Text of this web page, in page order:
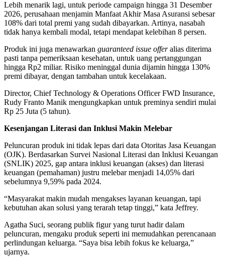
Lebih menarik lagi, untuk periode campaign hingga 31 Desember
2026, perusahaan menjamin Manfaat Akhir Masa Asuransi sebesar
108% dari total premi yang sudah dibayarkan. Artinya, nasabah
tidak hanya kembali modal, tetapi mendapat kelebihan 8 persen.
Produk ini juga menawarkan guaranteed issue offeralias diterima
pasti tanpa pemeriksaan kesehatan, untuk uang pertanggungan
hingga Rp2 miliar. Risiko meninggal dunia dijamin hingga 130%
premi dibayar, dengan tambahan untuk kecelakaan.
Director, Chief Technology & Operations Officer FWD Insurance,
Rudy Franto Manik mengungkapkan untuk preminya sendiri mulai
Rp 25 Juta (5 tahun).
Kesenjangan Literasi dan Inklusi Makin Melebar
Peluncuran produk ini tidak lepas dari data Otoritas Jasa Keuangan
(OJK). Berdasarkan Survei Nasional Literasi dan Inklusi Keuangan
(SNLIK) 2025, gap antara inklusi keuangan (akses) dan literasi
keuangan (pemahaman) justru melebar menjadi 14,05% dari
sebelumnya 9,59% pada 2024.
“Masyarakat makin mudah mengakses layanan keuangan, tapi
kebutuhan akan solusi yang terarah tetap tinggi,” kata Jeffrey.
Agatha Suci, seorang publik figur yang turut hadir dalam
peluncuran, mengaku produk seperti ini memudahkan perencanaan
perlindungan keluarga. “Saya bisa lebih fokus ke keluarga,”
ujarnya.